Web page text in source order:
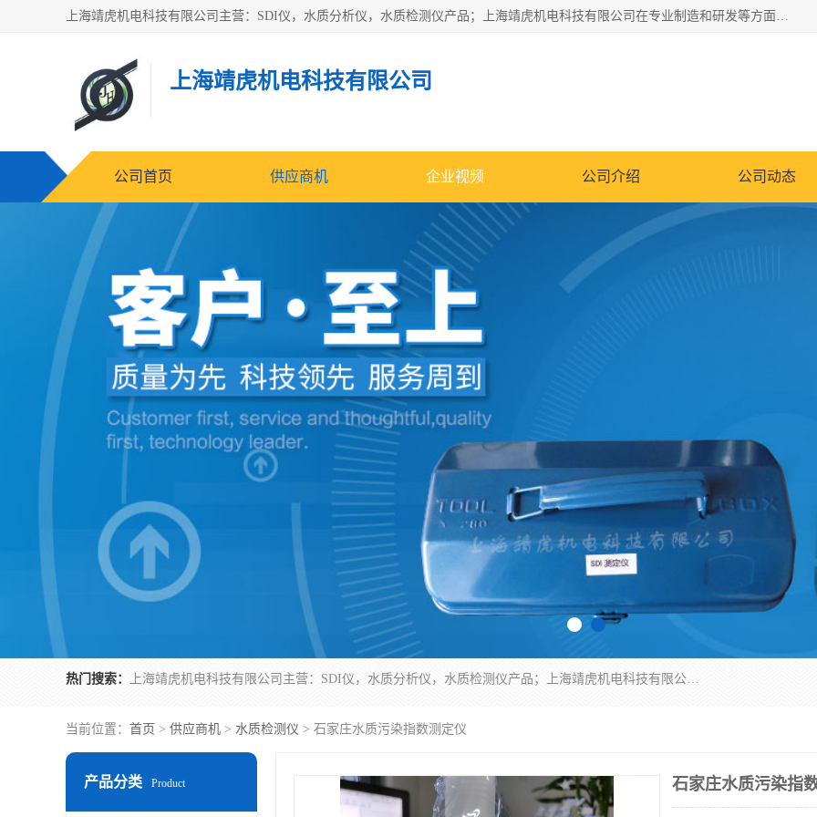
上海靖虎机电科技有限公司主营：SDI仪，水质分析仪，水质检测仪产品；上海靖虎机电科技有限公司在专业制造和研发等方面的强大的平台优势，利用自身在自动化仪表、自控系统及环保监测仪器的专长，以优良的技术，优越的产品质量和良好的服务质量与广大客户真诚合作。
上海靖虎机电科技有限公司
公司首页 供应商机 企业视频 公司介绍 公司动态
热门搜索： 上海靖虎机电科技有限公司主营：SDI仪，水质分析仪，水质检测仪产品；上海靖虎机电科技有限公司在专业制造和研发等方面的强大的平台优势，利用自身在自动化仪表、自控系统及环保监测仪器的专长，以优良的技术，优越的产品质量和良好的服务质量与广大客户真诚合作。
当前位置： 首页 > 供应商机 > 水质检测仪 > 石家庄水质污染指数测定仪
产品分类 Product 石家庄水质污染指